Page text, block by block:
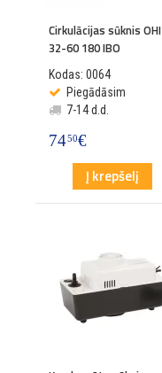
Cirkulācijas sūknis OHI
32-60 180 IBO
Kodas: 0064
Piegādāsim
7-14 d.d.
7450€
Į krepšelį